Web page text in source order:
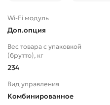
Wi-Fi модуль
Доп.опция
Вес товара с упаковкой
(брутто), кг
234
Вид управления
Комбинированное